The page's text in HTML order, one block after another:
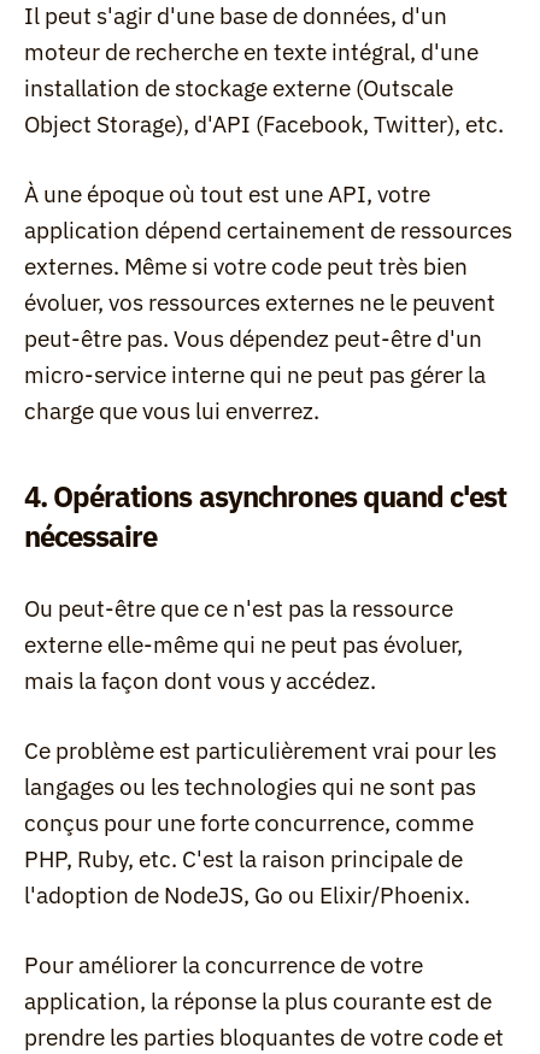
Il peut s'agir d'une base de données, d'un
moteur de recherche en texte intégral, d'une
installation de stockage externe (Outscale
Object Storage), d'API (Facebook, Twitter), etc.
À une époque où tout est une API, votre
application dépend certainement de ressources
externes. Même si votre code peut très bien
évoluer, vos ressources externes ne le peuvent
peut-être pas. Vous dépendez peut-être d'un
micro-service interne qui ne peut pas gérer la
charge que vous lui enverrez.
4. Opérations asynchrones quand c'est
nécessaire
Ou peut-être que ce n'est pas la ressource
externe elle-même qui ne peut pas évoluer,
mais la façon dont vous y accédez.
Ce problème est particulièrement vrai pour les
langages ou les technologies qui ne sont pas
conçus pour une forte concurrence, comme
PHP, Ruby, etc. C'est la raison principale de
l'adoption de NodeJS, Go ou Elixir/Phoenix.
Pour améliorer la concurrence de votre
application, la réponse la plus courante est de
prendre les parties bloquantes de votre code et